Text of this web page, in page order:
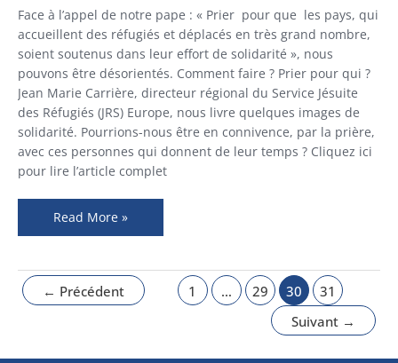
Face à l’appel de notre pape : « Prier pour que les pays, qui
accueillent des réfugiés et déplacés en très grand nombre,
soient soutenus dans leur effort de solidarité », nous
pouvons être désorientés. Comment faire ? Prier pour qui ?
Jean Marie Carrière, directeur régional du Service Jésuite
des Réfugiés (JRS) Europe, nous livre quelques images de
solidarité. Pourrions-nous être en connivence, par la prière,
avec ces personnes qui donnent de leur temps ? Cliquez ici
pour lire l’article complet
force
d’initiatives
silencieuses
et
discrètes
Read More »
← Précédent 1 … 29 30
31
Suivant →